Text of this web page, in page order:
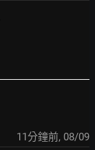
12分鐘前, 08/09